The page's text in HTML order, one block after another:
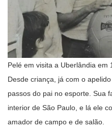
Pelé em visita a Uberlândia
Desde criança, já com o
passos do pai no esporte. Sua
interior de São Paulo, e lá ele
amador de campo e de salão.